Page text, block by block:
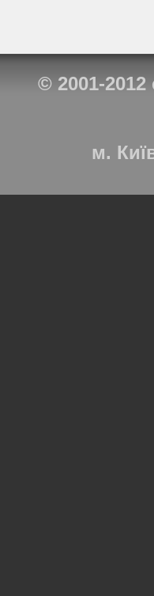
© 2001-2012
м.